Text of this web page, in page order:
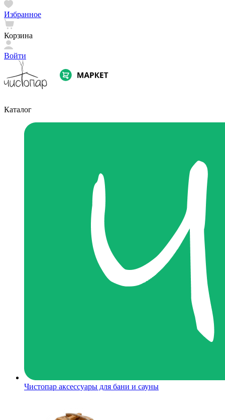
Избранное
Корзина
Войти
Каталог
Чистопар аксессуары для бани и сауны